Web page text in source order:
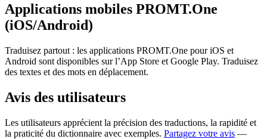
Applications mobiles PROMT.One
(iOS/Android)
Traduisez partout : les applications PROMT.One pour iOS et
Android sont disponibles sur l’App Store et Google Play. Traduisez
des textes et des mots en déplacement.
Avis des utilisateurs
Les utilisateurs apprécient la précision des traductions, la rapidité et
la praticité du dictionnaire avec exemples. Partagez votre avis —